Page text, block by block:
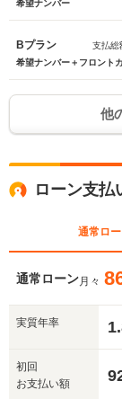
希望ナンバー
Bプラン 支払総
希望ナンバー＋フロント
他
ローン支払
通常ロ
通常ローン月々
実質年率
初回
お支払い額